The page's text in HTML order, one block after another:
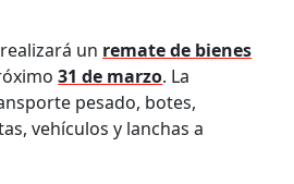
realizará un remate de bienes
31 de marzo. La
pesado, botes,
vehículos y lanchas a